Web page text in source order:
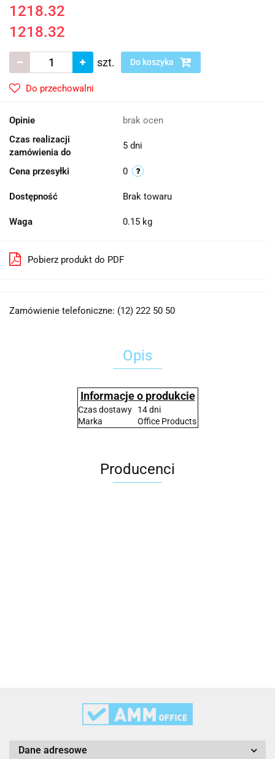
1218.32
1218.32
szt. Do koszyka
Do przechowalni
Opinie
brak ocen
Czas realizacji
zamówienia do
5 dni
Cena przesyłki 0
Dostępność Brak towaru
Waga 0.15 kg
Pobierz produkt do PDF
Zamówienie telefoniczne: (12) 222 50 50
Opis
Informacje o produkcie
Czas dostawy
14 dni
Marka
Office Products
Producenci
Dane adresowe